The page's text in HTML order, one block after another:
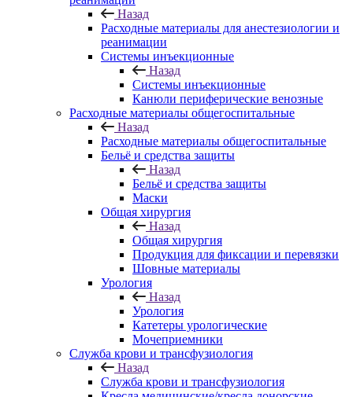
Назад
Расходные материалы для анестезиологии и
реанимации
Системы инъекционные
Назад
Системы инъекционные
Канюли периферические венозные
Расходные материалы общегоспитальные
Назад
Расходные материалы общегоспитальные
Бельё и средства защиты
Назад
Бельё и средства защиты
Маски
Общая хирургия
Назад
Общая хирургия
Продукция для фиксации и перевязки
Шовные материалы
Урология
Назад
Урология
Катетеры урологические
Мочеприемники
Служба крови и трансфузиология
Назад
Служба крови и трансфузиология